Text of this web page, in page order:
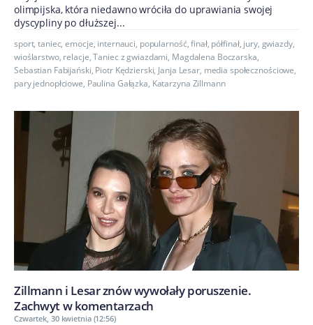
olimpijska, która niedawno wróciła do uprawiania swojej
dyscypliny po dłuższej...
sport,taniec,emocje, internauci, popularność,finał, półfinał, jury, gwiazdy,
wioślarstwo, relacje,Taniec z gwiazdami, Magdalena Boczarska,
Sebastian Fabijański, Piotr Kędzierski, Janja Lesar, media społecznościowe,
pary jednopłciowe, Paulina Gałązka, Katarzyna Zillmann
Zillmann i Lesar znów wywołały poruszenie.
Zachwyt w komentarzach
Czwartek, 30 kwietnia (12:56)